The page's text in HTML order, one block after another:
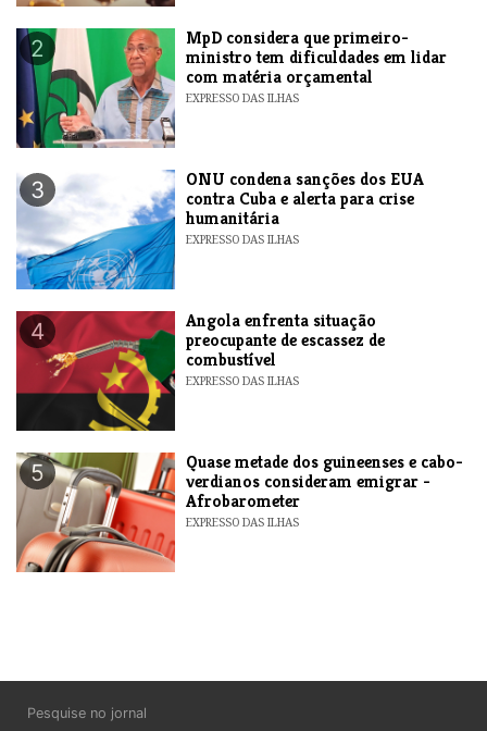
2
MpD considera que primeiro-
ministro tem dificuldades em lidar
com matéria orçamental
EXPRESSO DAS ILHAS
3
ONU condena sanções dos EUA
contra Cuba e alerta para crise
humanitária
EXPRESSO DAS ILHAS
4
Angola enfrenta situação
preocupante de escassez de
combustível
EXPRESSO DAS ILHAS
5
Quase metade dos guineenses e cabo-
verdianos consideram emigrar -
Afrobarometer
EXPRESSO DAS ILHAS
Pesquise no jornal